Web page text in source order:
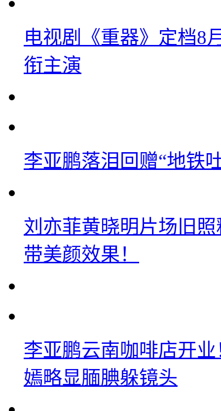
电视剧《重器》定档8
衔主演
李亚鹏落泪回赠“地铁
刘亦菲黄晓明片场旧
带美颜效果！
李亚鹏云南咖啡店开
嫣略显腼腆躲镜头